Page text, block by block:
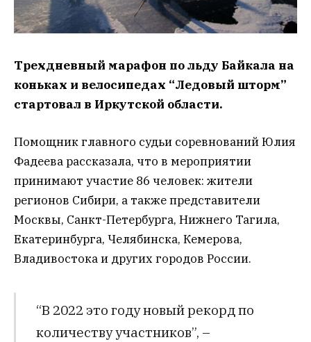
Трехдневный марафон по льду Байкала на
коньках и велосипедах “Ледовый шторм”
стартовал в Иркутской области.
Помощник главного судьи соревнований Юлия
Фадеева рассказала, что в мероприятии
принимают участие 86 человек: жители
регионов Сибири, а также представители
Москвы, Санкт-Петербурга, Нижнего Тагила,
Екатеринбурга, Челябинска, Кемерова,
Владивостока и других городов России.
“В 2022 это году новый рекорд по
количеству участников”, –